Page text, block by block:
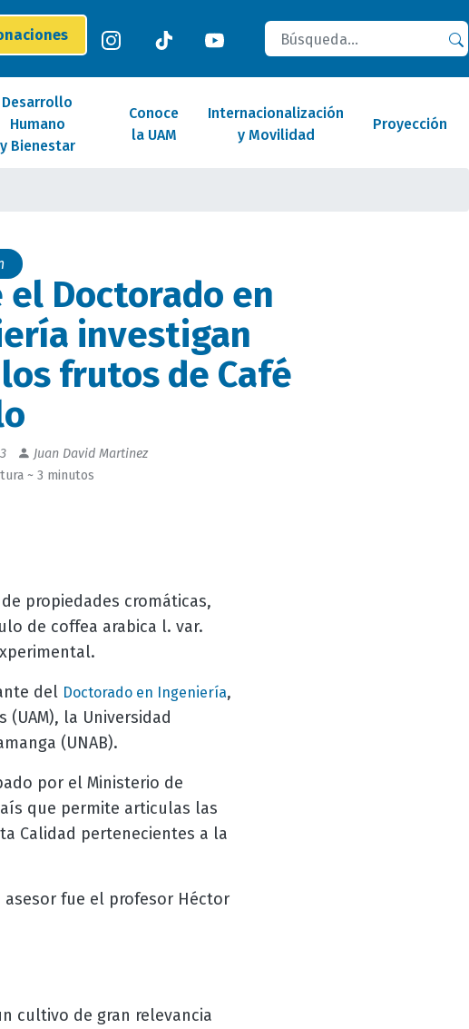
Buscar
Desarrollo
Humano
y Bienestar
Conoce
la UAM
Internacionalización
y Movilidad
Proyección
el Doctorado en
investigan
frutos de Café
Juan David Martinez
~ 3 minutos
propiedades cromáticas,
de coffea arabica l. var.
del Doctorado en Ingeniería,
la Universidad
(UNAB).
por el Ministerio de
que permite articulas las
Calidad pertenecientes a la
asesor fue el profesor Héctor
cultivo de gran relevancia